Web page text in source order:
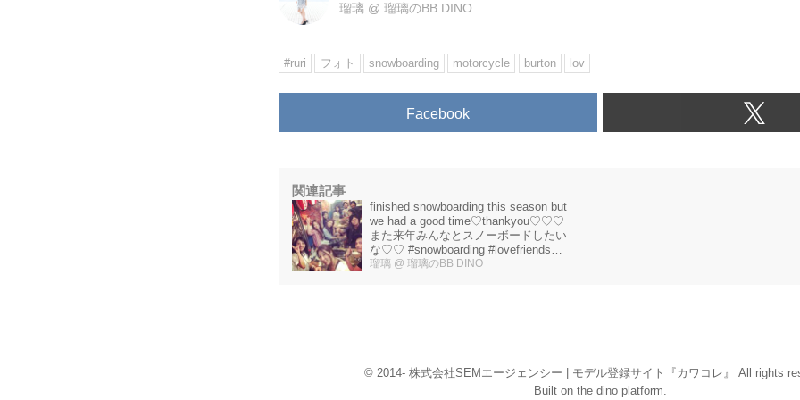
瑠璃 @瑠璃のBB DINO
#ruri フォト snowboarding motorcycle burton lov
Facebook
関連記事
finished snowboarding this season but
we had a good time♡thankyou♡♡♡
また来年みんなとスノーボードしたい
な♡♡ #snowboarding #lovefriends
#goodt ...
瑠璃 @ 瑠璃のBB DINO
© 2014- 株式会社SEMエージェンシー | モデル登録サイト『カワコレ』 All rights
Built on the dino platform.